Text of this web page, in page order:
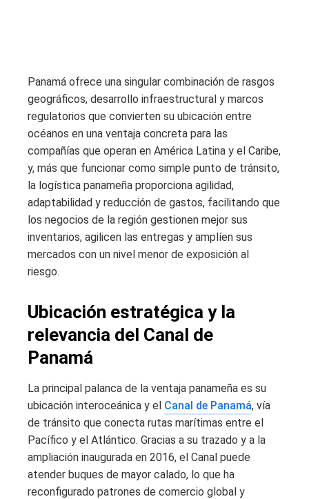
Panamá ofrece una singular combinación de rasgos
geográficos, desarrollo infraestructural y marcos
regulatorios que convierten su ubicación entre
océanos en una ventaja concreta para las
compañías que operan en América Latina y el Caribe,
y, más que funcionar como simple punto de tránsito,
la logística panameña proporciona agilidad,
adaptabilidad y reducción de gastos, facilitando que
los negocios de la región gestionen mejor sus
inventarios, agilicen las entregas y amplíen sus
mercados con un nivel menor de exposición al
riesgo.
Ubicación estratégica y la
relevancia del Canal de
Panamá
La principal palanca de la ventaja panameña es su
ubicación interoceánica y el Canal de Panamá, vía
de tránsito que conecta rutas marítimas entre el
Pacífico y el Atlántico. Gracias a su trazado y a la
ampliación inaugurada en 2016, el Canal puede
atender buques de mayor calado, lo que ha
reconfigurado patrones de comercio global y